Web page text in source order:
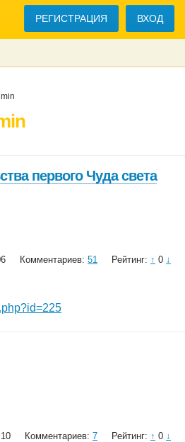
РЕГИСТРАЦИЯ ВХОД
первого Чуда света
Комментариев: 51 Рейтинг: ↑ 0 ↓
Комментариев: 7 Рейтинг: ↑ 0 ↓